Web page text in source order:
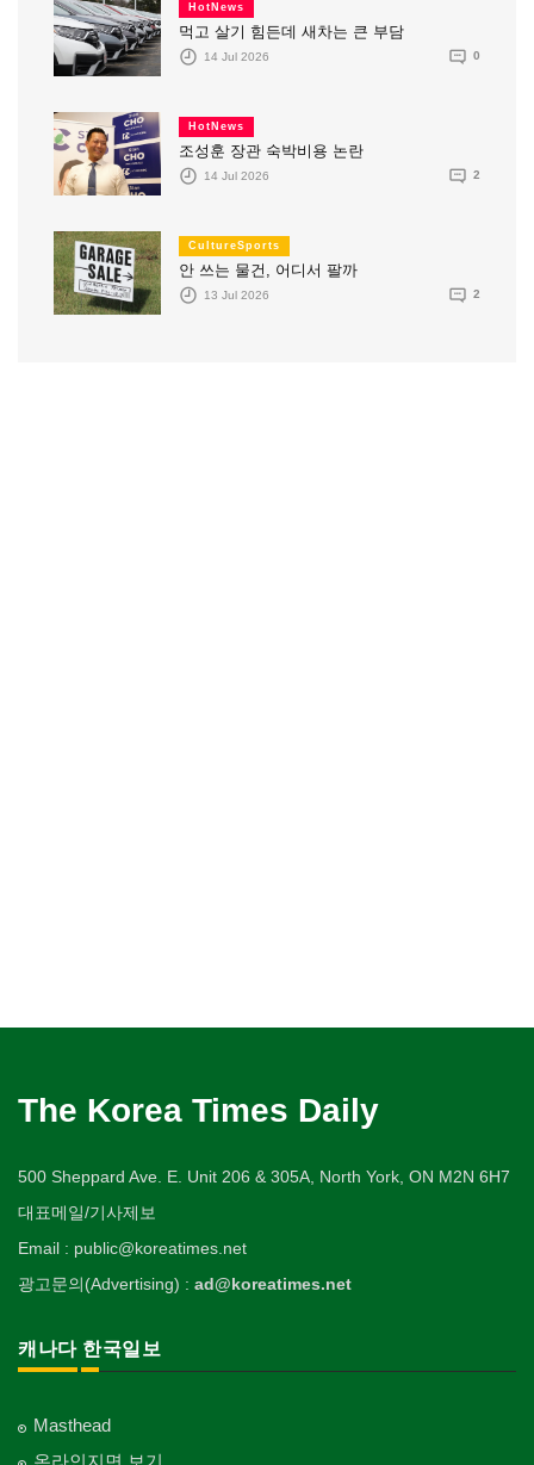
HotNews
먹고 살기 힘든데 새차는 큰 부담
14 Jul 2026 0
HotNews
조성훈 장관 숙박비용 논란
14 Jul 2026 2
CultureSports
안 쓰는 물건, 어디서 팔까
13 Jul 2026 2
The Korea Times Daily
500 Sheppard Ave. E. Unit 206 & 305A, North York, ON M2N 6H7
대표메일/기사제보
Email : public@koreatimes.net
광고문의(Advertising) : ad@koreatimes.net
캐나다 한국일보
Masthead